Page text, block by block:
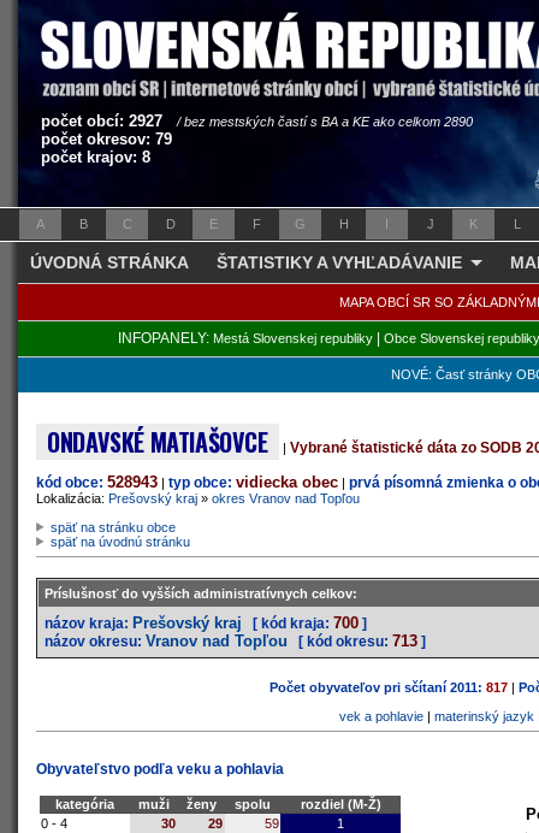
počet obcí: 2927 / bez mestských častí s BA a KE ako celkom 2890
počet okresov: 79
počet krajov: 8
A B C D E F G H I J K L
ÚVODNÁ STRÁNKA ŠTATISTIKY A VYHĽADÁVANIE
MAPA OBCÍ SR SO
INFOPANELY: Mestá Slovenskej republiky| Obce Slovenskej republiky
NOVÉ: Časť stránky
ONDAVSKÉ MATIAŠOVCE | Vybrané štatistické dáta zo SODB
kód obce: 528943 | typ obce: vidiecka obec | prvá písomná zmienka o
Lokalizácia: Prešovský kraj » okres Vranov nad Topľou
späť na stránku obce
späť na úvodnú stránku
Príslušnosť do vyšších administratívnych celkov:
názov kraja: Prešovský kraj [ kód kraja: 700 ]
názov okresu: Vranov nad Topľou [ kód okresu: 713 ]
Počet obyvateľov pri sčítaní 2011: 817 |
vek a pohlavie| materinský jazyk
Obyvateľstvo podľa veku a pohlavia
kategória muži ženy spolu
rozdiel (M-Ž)
0 - 4
30 29 59
1